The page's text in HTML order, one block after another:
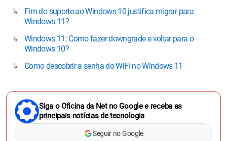
Fim do suporte ao Windows 10 justifica migrar para
Windows 11?
Windows 11: Como fazer downgrade e voltar para o
Windows 10?
Como descobrir a senha do WiFi no Windows 11
Siga o Oficina da Net no Google e receba as
principais notícias de tecnologia
Seguir no Google